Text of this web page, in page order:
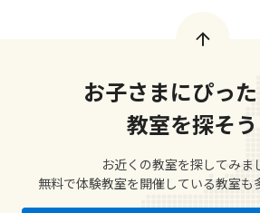
お子さまにぴっ
教室を探そう
お近くの教室を探してみま
無料で体験教室を開催している教室も